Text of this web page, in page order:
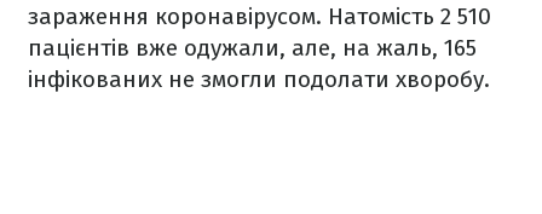
зараження коронавірусом. Натомість 2 510
пацієнтів вже одужали, але, на жаль, 165
інфікованих не змогли подолати хворобу.